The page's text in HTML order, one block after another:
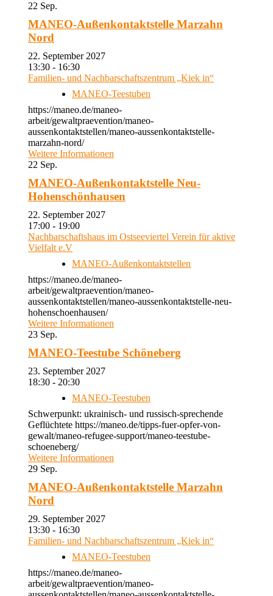
22 Sep.
MANEO-Außenkontaktstelle Marzahn
Nord
22. September 2027
13:30 - 16:30
Familien- und Nachbarschaftszentrum „Kiek in“
MANEO-Teestuben
https://maneo.de/maneo-
arbeit/gewaltpraevention/maneo-
aussenkontaktstellen/maneo-aussenkontaktstelle-
marzahn-nord/
Weitere Informationen
22 Sep.
MANEO-Außenkontaktstelle Neu-
Hohenschönhausen
22. September 2027
17:00 - 19:00
Nachbarschaftshaus im Ostseeviertel Verein für aktive
Vielfalt e.V
MANEO-Außenkontaktstellen
https://maneo.de/maneo-
arbeit/gewaltpraevention/maneo-
aussenkontaktstellen/maneo-aussenkontaktstelle-neu-
hohenschoenhausen/
Weitere Informationen
23 Sep.
MANEO-Teestube Schöneberg
23. September 2027
18:30 - 20:30
MANEO-Teestuben
Schwerpunkt: ukrainisch- und russisch-sprechende
Geflüchtete https://maneo.de/tipps-fuer-opfer-von-
gewalt/maneo-refugee-support/maneo-teestube-
schoeneberg/
Weitere Informationen
29 Sep.
MANEO-Außenkontaktstelle Marzahn
Nord
29. September 2027
13:30 - 16:30
Familien- und Nachbarschaftszentrum „Kiek in“
MANEO-Teestuben
https://maneo.de/maneo-
arbeit/gewaltpraevention/maneo-